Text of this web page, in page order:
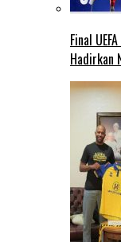
Final
Hadirkan